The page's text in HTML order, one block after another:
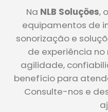
Na NLB Soluções,
equipamentos de
sonorização e
de experiência
agilidade,
benefício para
Consulte-nos e